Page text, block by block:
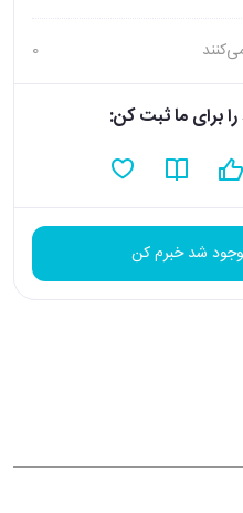
0
برای ما ثبت کن:
شد خبرم کن